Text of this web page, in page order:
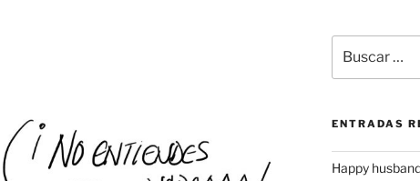
por:
ENTRADAS
Happy